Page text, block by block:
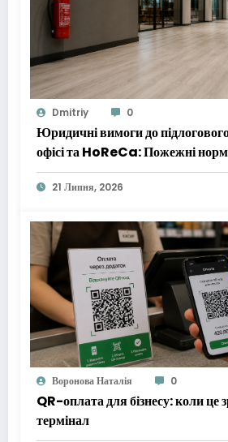
Dmitriy 0
Юридичні вимоги до
офісі та HoReCa: Пожежні
21 Липня, 2026
Воронова Наталія 0
QR-оплата для бізнесу: коли це
термінал